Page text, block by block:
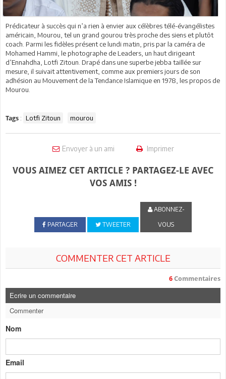
Prédicateur à succès qui n’a rien à envier aux célèbres télé-évangélistes
américain, Mourou, tel un grand gourou très proche des siens et plutôt
coach. Parmi les fidèles présent ce lundi matin, pris par la caméra de
Mohamed Hammi, le photographe de Leaders, un haut dirigeant
d’Ennahdha, Lotfi Zitoun. Drapé dans une superbe jebba taillée sur
mesure, il suivait attentivement, comme aux premiers jours de son
adhésion au Mouvement de la Tendance Islamique en 1978, les propos de
Mourou.
Tags : Lotfi Zitoun mourou
Envoyer à un ami Imprimer
VOUS AIMEZ CET ARTICLE ? PARTAGEZ-LE AVEC
VOS AMIS !
PARTAGER TWEETER
ABONNEZ-
VOUS
COMMENTER CET ARTICLE
6 Commentaires
Ecrire un commentaire
Commenter
Nom
Email